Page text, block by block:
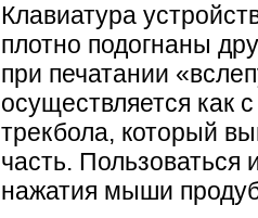
Клавиатура
плотно подогнаны
при печатании
осуществляется как
трекбола, который
часть. Пользоваться
нажатия мыши